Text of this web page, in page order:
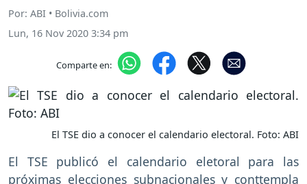
Por: ABI • Bolivia.com
Lun, 16 Nov 2020 3:34 pm
Comparte en:
El TSE dio a conocer el calendario electoral. Foto: ABI
El TSE publicó el calendario eletoral para las
próximas elecciones subnacionales y conttempla